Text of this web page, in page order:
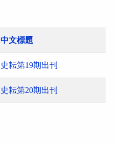
中文標題
史耘第19期出刊
史耘第20期出刊